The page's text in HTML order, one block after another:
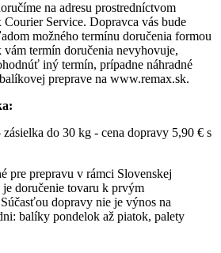
na adresu prostredníctvom
Service. Dopravca vás bude
možného termínu doručenia formou
termín doručenia nevyhovuje,
iný termín, prípadne náhradné
preprave na www.remax.sk.
do 30 kg - cena dopravy 5,90 € s
pre prepravu v rámci Slovenskej
doručenie tovaru k prvým
dopravy nie je výnos na
balíky pondelok až piatok, palety